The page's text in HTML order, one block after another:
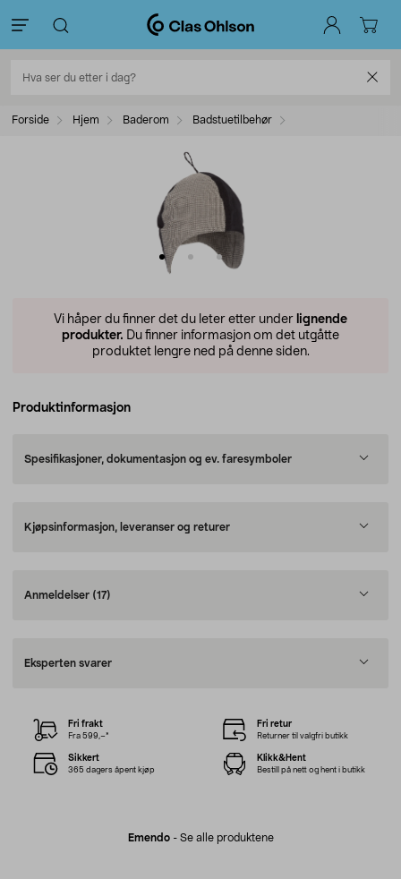
Forside Hjem Baderom Badstuetilbehør
Vi håper du finner det du leter etter under lignende
produkter. Du finner informasjon om det utgåtte
produktet lengre ned på denne siden.
Produktinformasjon
Spesifikasjoner, dokumentasjon og ev. faresymboler
Kjøpsinformasjon, leveranser og returer
Anmeldelser (17)
Eksperten svarer
Emendo- Se alle produktene
Fri frakt
Fra 599,–*
Fri retur
Returner til valgfri butikk
Sikkert
365 dagers åpent kjøp
Klikk&Hent
Bestill på nett og hent i butikk